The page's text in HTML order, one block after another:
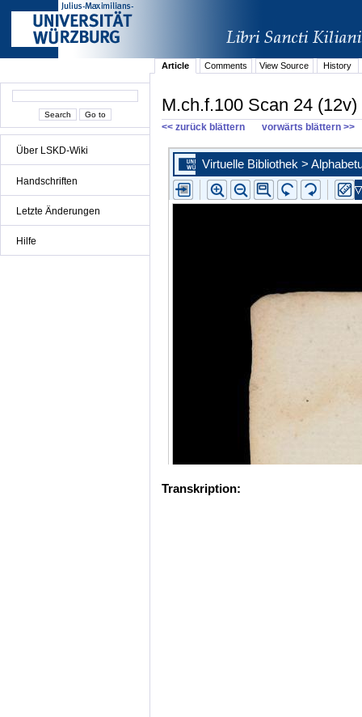
Über LSKD-Wiki
Handschriften
Letzte Änderungen
Hilfe
Article Comments View Source History
M.ch.f.100 Scan 24 (12v)
<< zurück blättern vorwärts blättern >>
Transkription: